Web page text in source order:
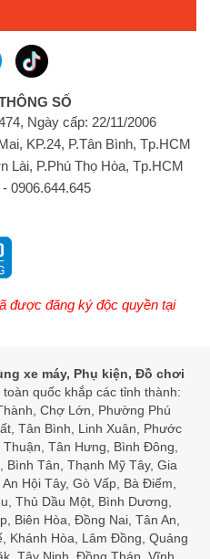
SỐ
Ngày cấp: 22/11/2006
KP.24, P.Tân Bình, Tp.HCM
Lài, P.Phú Thọ Hòa, Tp.HCM
0906.644.645
được đăng ký độc quyền tại
xe máy, Phụ kiện, Đồ chơi
quốc khắp các tỉnh thành:
Chợ Lớn, Phường Phú
Tân Bình, Linh Xuân, Phước
Tân Hưng, Bình Đông,
Bình Tân, Thạnh Mỹ Tây, Gia
Hội Tây, Gò Vấp, Bà Điểm,
Thủ Dầu Một, Bình Dương,
Biên Hòa, Đồng Nai, Tân An,
Khánh Hòa, Lâm Đồng, Quảng